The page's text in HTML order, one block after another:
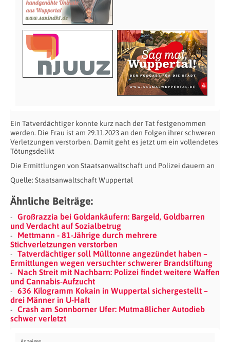
Ein Tatverdächtiger konnte kurz nach der Tat festgenommen
werden. Die Frau ist am 29.11.2023 an den Folgen ihrer schweren
Verletzungen verstorben. Damit geht es jetzt um ein vollendetes
Tötungsdelikt
Die Ermittlungen von Staatsanwaltschaft und Polizei dauern an
Quelle: Staatsanwaltschaft Wuppertal
Ähnliche Beiträge:
Großrazzia bei Goldankäufern: Bargeld, Goldbarren
und Verdacht auf Sozialbetrug
Mettmann - 81-Jährige durch mehrere
Stichverletzungen verstorben
Tatverdächtiger soll Mülltonne angezündet haben –
Ermittlungen wegen versuchter schwerer Brandstiftung
Nach Streit mit Nachbarn: Polizei findet weitere Waffen
und Cannabis-Aufzucht
636 Kilogramm Kokain in Wuppertal sichergestellt –
drei Männer in U-Haft
Crash am Sonnborner Ufer: Mutmaßlicher Autodieb
schwer verletzt